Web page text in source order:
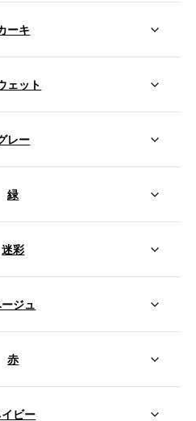
ーキ
ェット
レー
緑
迷彩
ジュ
赤
ビー